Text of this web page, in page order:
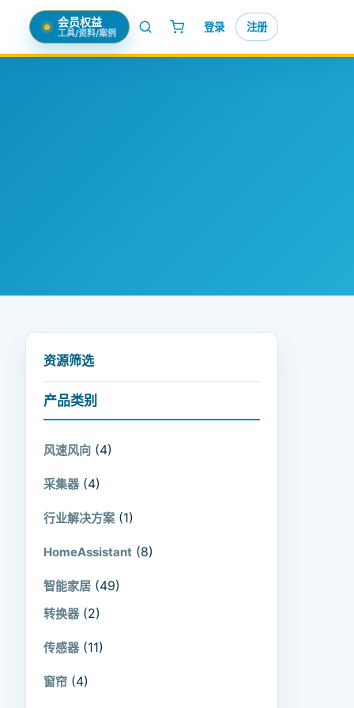
会员权益
工具/资料/案例 登录 注册
资源筛选
产品类别
风速风向 (4)
采集器 (4)
行业解决方案 (1)
HomeAssistant (8)
智能家居 (49)
转换器 (2)
传感器 (11)
窗帘 (4)